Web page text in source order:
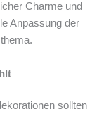
Charme und
Anpassung der
sollten